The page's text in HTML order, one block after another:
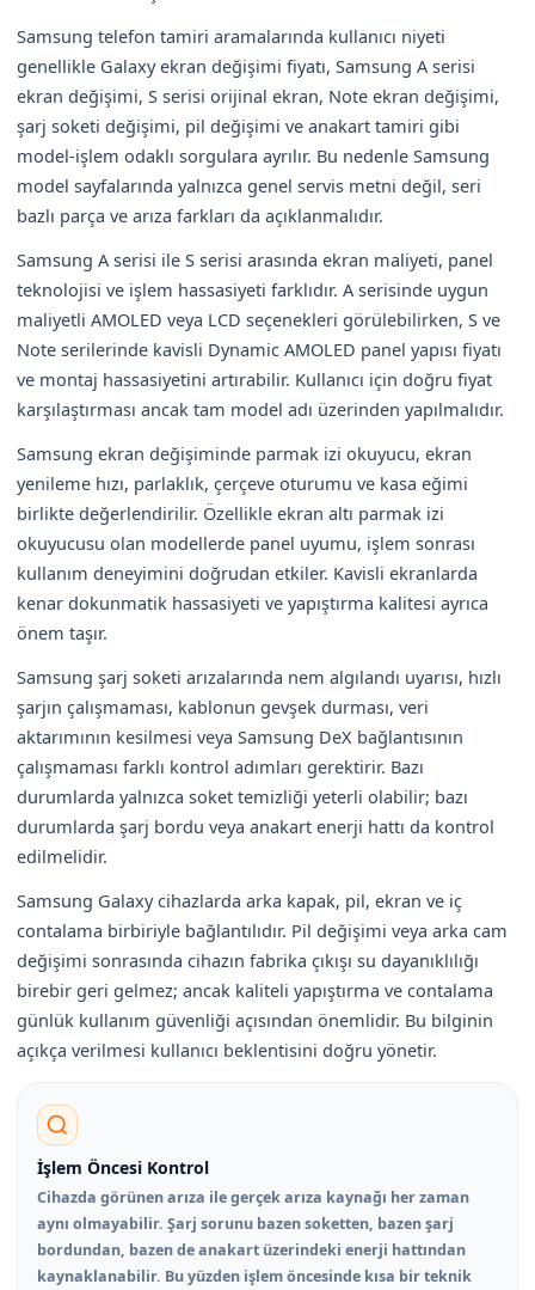
Samsung telefon tamiri aramalarında kullanıcı niyeti
genellikle Galaxy ekran değişimi fiyatı, Samsung A serisi
ekran değişimi, S serisi orijinal ekran, Note ekran değişimi,
şarj soketi değişimi, pil değişimi ve anakart tamiri gibi
model-işlem odaklı sorgulara ayrılır. Bu nedenle Samsung
model sayfalarında yalnızca genel servis metni değil, seri
bazlı parça ve arıza farkları da açıklanmalıdır.
Samsung A serisi ile S serisi arasında ekran maliyeti, panel
teknolojisi ve işlem hassasiyeti farklıdır. A serisinde uygun
maliyetli AMOLED veya LCD seçenekleri görülebilirken, S ve
Note serilerinde kavisli Dynamic AMOLED panel yapısı fiyatı
ve montaj hassasiyetini artırabilir. Kullanıcı için doğru fiyat
karşılaştırması ancak tam model adı üzerinden yapılmalıdır.
Samsung ekran değişiminde parmak izi okuyucu, ekran
yenileme hızı, parlaklık, çerçeve oturumu ve kasa eğimi
birlikte değerlendirilir. Özellikle ekran altı parmak izi
okuyucusu olan modellerde panel uyumu, işlem sonrası
kullanım deneyimini doğrudan etkiler. Kavisli ekranlarda
kenar dokunmatik hassasiyeti ve yapıştırma kalitesi ayrıca
önem taşır.
Samsung şarj soketi arızalarında nem algılandı uyarısı, hızlı
şarjın çalışmaması, kablonun gevşek durması, veri
aktarımının kesilmesi veya Samsung DeX bağlantısının
çalışmaması farklı kontrol adımları gerektirir. Bazı
durumlarda yalnızca soket temizliği yeterli olabilir; bazı
durumlarda şarj bordu veya anakart enerji hattı da kontrol
edilmelidir.
Samsung Galaxy cihazlarda arka kapak, pil, ekran ve iç
contalama birbiriyle bağlantılıdır. Pil değişimi veya arka cam
değişimi sonrasında cihazın fabrika çıkışı su dayanıklılığı
birebir geri gelmez; ancak kaliteli yapıştırma ve contalama
günlük kullanım güvenliği açısından önemlidir. Bu bilginin
açıkça verilmesi kullanıcı beklentisini doğru yönetir.
İşlem Öncesi Kontrol
Cihazda görünen arıza ile gerçek arıza kaynağı her zaman
aynı olmayabilir. Şarj sorunu bazen soketten, bazen şarj
bordundan, bazen de anakart üzerindeki enerji hattından
kaynaklanabilir. Bu yüzden işlem öncesinde kısa bir teknik